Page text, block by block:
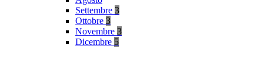
Settembre 3
Ottobre 3
Novembre 3
Dicembre 5